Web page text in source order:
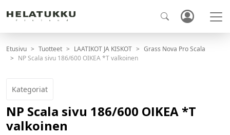
Etusivu Tuotteet LAATIKOT JA KISKOT
Grass Nova Pro Scala
NP Scala sivu 186/600 OIKEA *T valkoinen
Kategoriat
NP Scala sivu 186/600 OIKEA *T
valkoinen